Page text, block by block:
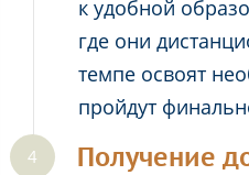
к удобной
где они
темпе освоят
пройдут
Получение